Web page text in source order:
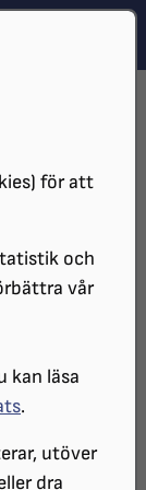
för att
och
vår
kan läsa
.
utöver
dra
formgivare.
lustar.